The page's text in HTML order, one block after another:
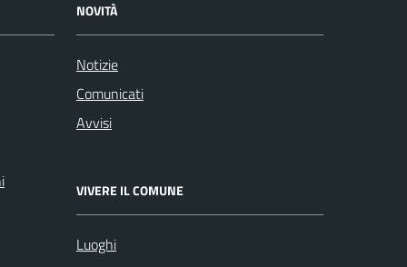
NOVITÀ
Notizie
Comunicati
Avvisi
VIVERE IL COMUNE
Luoghi